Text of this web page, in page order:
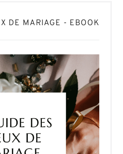
DE MARIAGE - EBOOK